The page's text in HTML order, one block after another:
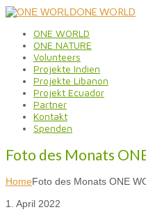
ONE WORLD
ONE WORLD
ONE NATURE
Volunteers
Projekte Indien
Projekte Libanon
Projekt Ecuador
Partner
Kontakt
Spenden
Foto des Monats
HomeFoto des Monats ONE
1. April 2022